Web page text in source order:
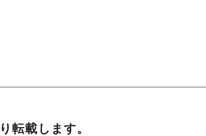
転載します。